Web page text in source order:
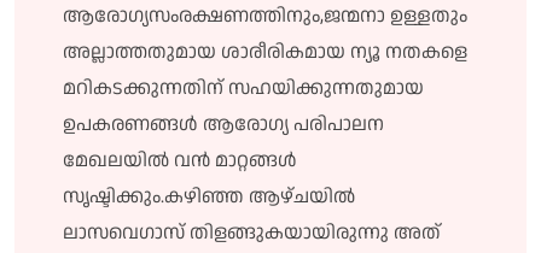
ആരോഗ്യസംരക്ഷണത്തിനും,ജന്മനാ ഉള്ളതും
അല്ലാത്തതുമായ ശാരീരികമായ ന്യൂ നതകളെ
മറികടക്കുന്നതിന് സഹയിക്കുന്നതുമായ
ഉപകരണങ്ങൾ ആരോഗ്യ പരിപാലന
മേഖലയിൽ വൻ മാറ്റങ്ങൾ
സൃഷ്ടിക്കും.കഴിഞ്ഞ ആഴ്ചയിൽ
ലാസവെഗാസ് തിളങ്ങുകയായിരുന്നു അത്